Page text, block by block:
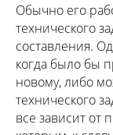
Обычно его
технического
составления.
когда было бы
новому, либо
технического
все зависит от